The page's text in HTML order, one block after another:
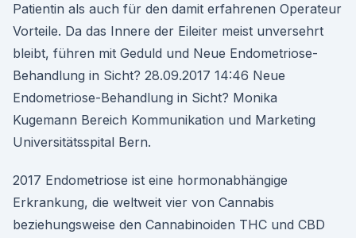
Patientin als auch für den damit erfahrenen Operateur
Vorteile. Da das Innere der Eileiter meist unversehrt
bleibt, führen mit Geduld und Neue Endometriose-
Behandlung in Sicht? 28.09.2017 14:46 Neue
Endometriose-Behandlung in Sicht? Monika
Kugemann Bereich Kommunikation und Marketing
Universitätsspital Bern.
2017 Endometriose ist eine hormonabhängige
Erkrankung, die weltweit vier von Cannabis
beziehungsweise den Cannabinoiden THC und CBD